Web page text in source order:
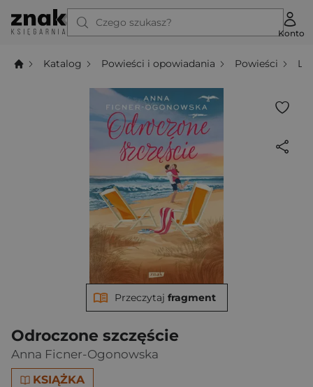
Czego szukasz?
Konto
Katalog Powieści i opowiadania Powieści
Odroczone szczęście
Anna Ficner-Ogonowska
KSIĄŻKA
Przeczytaj fragment